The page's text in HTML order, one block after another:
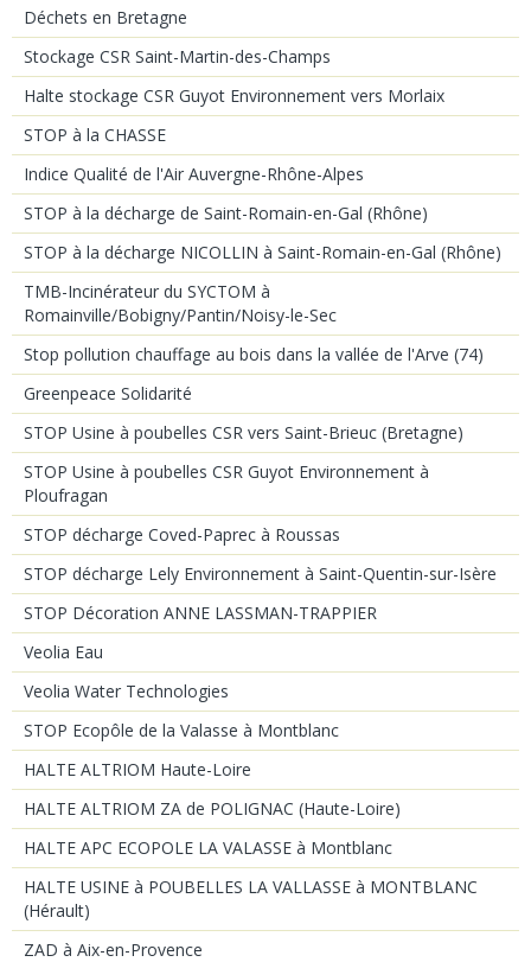
Déchets en Bretagne
Stockage CSR Saint-Martin-des-Champs
Halte stockage CSR Guyot Environnement vers Morlaix
STOP à la CHASSE
Indice Qualité de l'Air Auvergne-Rhône-Alpes
STOP à la décharge de Saint-Romain-en-Gal (Rhône)
STOP à la décharge NICOLLIN à Saint-Romain-en-Gal (Rhône)
TMB-Incinérateur du SYCTOM à
Romainville/Bobigny/Pantin/Noisy-le-Sec
Stop pollution chauffage au bois dans la vallée de l'Arve (74)
Greenpeace Solidarité
STOP Usine à poubelles CSR vers Saint-Brieuc (Bretagne)
STOP Usine à poubelles CSR Guyot Environnement à
Ploufragan
STOP décharge Coved-Paprec à Roussas
STOP décharge Lely Environnement à Saint-Quentin-sur-Isère
STOP Décoration ANNE LASSMAN-TRAPPIER
Veolia Eau
Veolia Water Technologies
STOP Ecopôle de la Valasse à Montblanc
HALTE ALTRIOM Haute-Loire
HALTE ALTRIOM ZA de POLIGNAC (Haute-Loire)
HALTE APC ECOPOLE LA VALASSE à Montblanc
HALTE USINE à POUBELLES LA VALLASSE à MONTBLANC
(Hérault)
ZAD à Aix-en-Provence